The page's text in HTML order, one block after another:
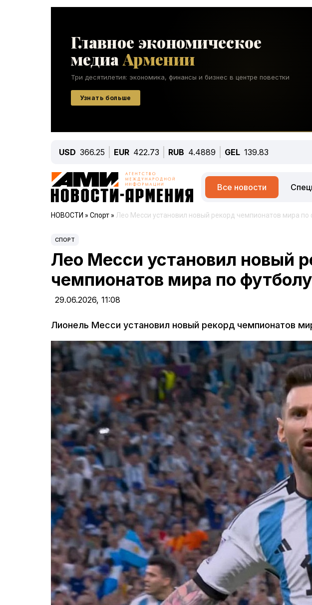
USD 366.25 EUR 422.73 RUB 4.4889 GEL 139.83
Все новости
НОВОСТИ » Спорт » Лео Месси установил новый рекорд чемпионатов мира по
СПОРТ
Лео Месси установил новый
чемпионатов мира по футболу
29.06.2026, 11:08
Лионель Месси установил новый рекорд чемпионатов